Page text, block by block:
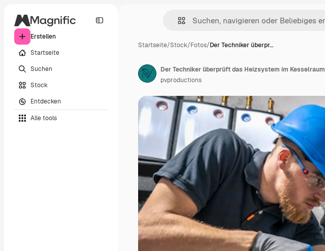
Erstellen
Startseite
Suchen
Stock
Entdecken
Alle tools
Startseite/Stock/Fotos/Der Techniker überpr…
Der Techniker überprüft das Heizsystem im Kesselraum
pvproductions